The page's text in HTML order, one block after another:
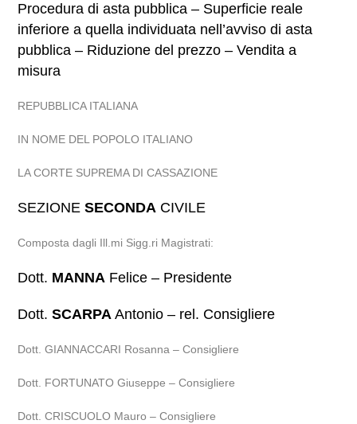
Procedura di asta pubblica – Superficie reale
inferiore a quella individuata nell’avviso di asta
pubblica – Riduzione del prezzo – Vendita a
misura
REPUBBLICA ITALIANA
IN NOME DEL POPOLO ITALIANO
LA CORTE SUPREMA DI CASSAZIONE
SEZIONESECONDA CIVILE
Composta dagli Ill.mi Sigg.ri Magistrati:
Dott. MANNA Felice – Presidente
Dott.SCARPA Antonio – rel. Consigliere
Dott. GIANNACCARI Rosanna – Consigliere
Dott. FORTUNATO Giuseppe – Consigliere
Dott. CRISCUOLO Mauro – Consigliere